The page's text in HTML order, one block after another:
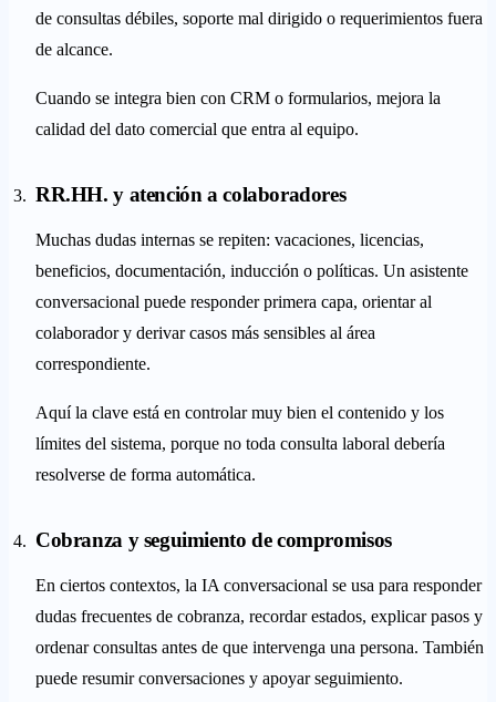
de consultas débiles, soporte mal dirigido o requerimientos fuera
de alcance.
Cuando se integra bien con CRM o formularios, mejora la
calidad del dato comercial que entra al equipo.
RR.HH. y atención a colaboradores
Muchas dudas internas se repiten: vacaciones, licencias,
beneficios, documentación, inducción o políticas. Un asistente
conversacional puede responder primera capa, orientar al
colaborador y derivar casos más sensibles al área
correspondiente.
Aquí la clave está en controlar muy bien el contenido y los
límites del sistema, porque no toda consulta laboral debería
resolverse de forma automática.
Cobranza y seguimiento de compromisos
En ciertos contextos, la IA conversacional se usa para responder
dudas frecuentes de cobranza, recordar estados, explicar pasos y
ordenar consultas antes de que intervenga una persona. También
puede resumir conversaciones y apoyar seguimiento.